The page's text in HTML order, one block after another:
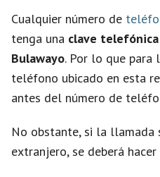
Cualquier número de
tenga una clave
Bulawayo. Por lo que para
teléfono ubicado en esta
antes del número de
No obstante, si la llamada
extranjero, se deberá